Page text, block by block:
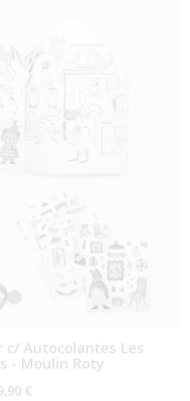
c/ Autocolantes Les
- Moulin Roty
€